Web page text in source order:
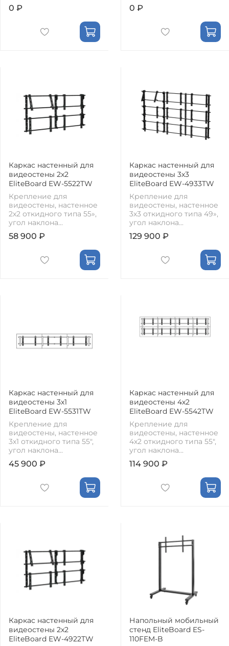
0 ₽ 0 ₽
Каркас настенный для
видеостены 2х2
EliteBoard EW-5522TW
Крепление для
видеостены, настенное
2х2 откидного типа 55»,
угол наклона...
58 900 ₽
Каркас настенный для
видеостены 3х3
EliteBoard EW-4933TW
Крепление для
видеостены, настенное
3х3 откидного типа 49»,
угол наклона...
129 900 ₽
Каркас настенный для
видеостены 3х1
EliteBoard EW-5531TW
Крепление для
видеостены, настенное
3х1 откидного типа 55",
угол наклона...
45 900 ₽
Каркас настенный для
видеостены 4х2
EliteBoard EW-5542TW
Крепление для
видеостены, настенное
4х2 откидного типа 55",
угол наклона...
114 900 ₽
Каркас настенный для
видеостены 2х2
EliteBoard EW-4922TW
Напольный мобильный
стенд EliteBoard ES-
110FEM-B